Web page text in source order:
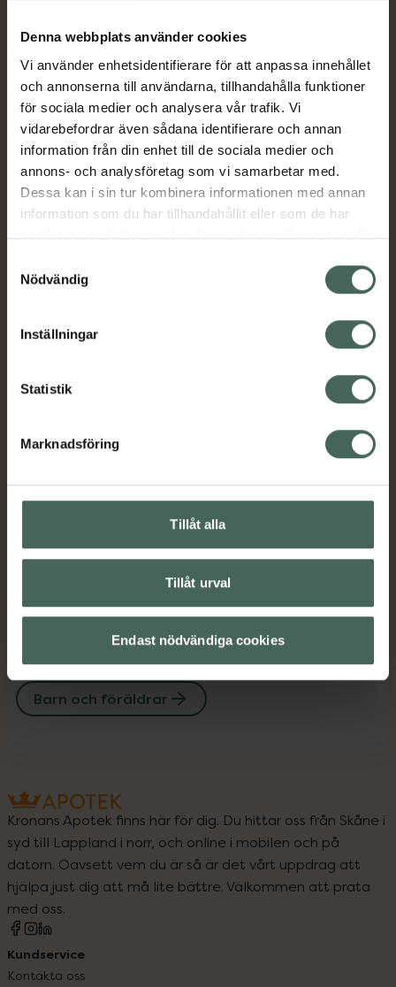
Denna webbplats använder cookies
Vi använder enhetsidentifierare för att anpassa innehållet
och annonserna till användarna, tillhandahålla funktioner
för sociala medier och analysera vår trafik. Vi
vidarebefordrar även sådana identifierare och annan
information från din enhet till de sociala medier och
annons- och analysföretag som vi samarbetar med.
Dessa kan i sin tur kombinera informationen med annan
information som du har tillhandahållit eller som de har
samlat in när du har använt deras tjänster. Samtycke till
återkalla ditt samtycke via webbplatsens
cookieinställningar. Ett återkallat samtycke påverkar inte
lagligheten av behandling som skett innan återkallelsen.
Nödvändig
Inställningar
Statistik
Marknadsföring
Tillåt alla
Tillåt urval
Endast nödvändiga cookies
hand utan spill- Ultratjocka dubbla lager-
Enkel hantering – påsen ställs upprätt under
användning och läggs plant vid
förvaring/frysning- Transportpåse medföljer
som håller förvaringspåsarna för bröstmjölken
rena och i ordning- Enkel att skriva på-
Rymmer 210 ml- Tillverkad utan BPA-
ÅtervinningsbarTänk på:Fyll inte påsen över
210 ml-markeringen eftersom bröstmjölk
återanvändas.
EAN:07610472880180
Barn och föräldrar
Omdömen Visa
Upptäck flera produkter inom
Barn och föräldrar
Kronans Apotek finns här för dig. Du hittar oss från Skåne i
syd till Lappland i norr, och online i mobilen och på
datorn. Oavsett vem du är så är det vårt uppdrag att
hjälpa just dig att må lite bättre. Välkommen att prata
med oss.
Kundservice
Kontakta oss